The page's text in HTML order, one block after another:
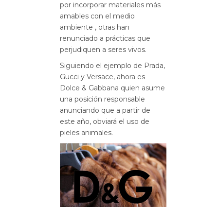
por incorporar materiales más
amables con el medio
ambiente , otras han
renunciado a prácticas que
perjudiquen a seres vivos.
Siguiendo el ejemplo de Prada,
Gucci y Versace, ahora es
Dolce & Gabbana quien asume
una posición responsable
anunciando que a partir de
este año, obviará el uso de
pieles animales.